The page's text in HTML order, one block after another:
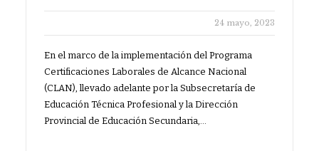
24 mayo, 2023
En el marco de la implementación del Programa
Certificaciones Laborales de Alcance Nacional
(CLAN), llevado adelante por la Subsecretaría de
Educación Técnica Profesional y la Dirección
Provincial de Educación Secundaria,…